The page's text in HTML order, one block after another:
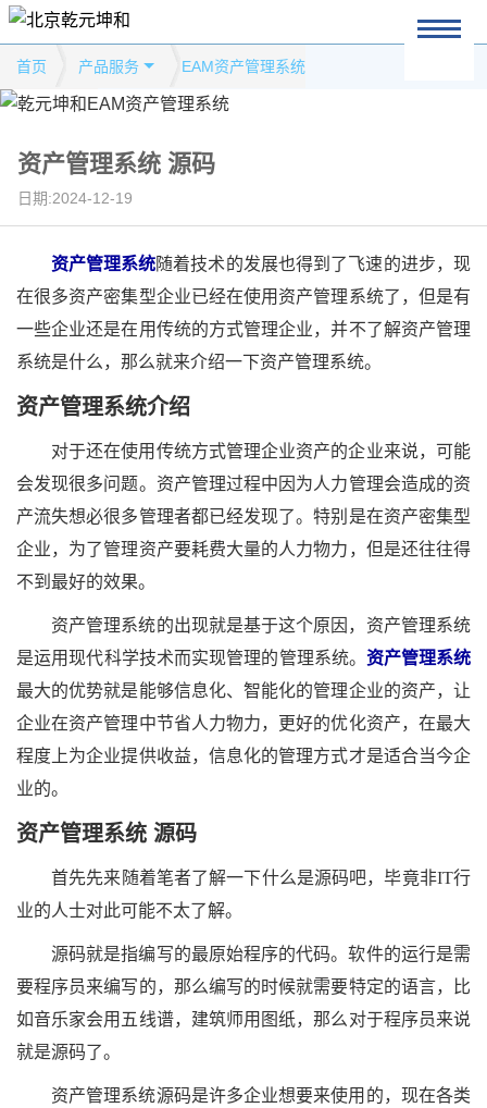
首页 产品服务 EAM资产管理系统
资产管理系统 源码
日期:2024-12-19
资产管理系统随着技术的发展也得到了飞速的进步，现
在很多资产密集型企业已经在使用资产管理系统了，但是有
一些企业还是在用传统的方式管理企业，并不了解资产管理
系统是什么，那么就来介绍一下资产管理系统。
资产管理系统介绍
对于还在使用传统方式管理企业资产的企业来说，可能
会发现很多问题。资产管理过程中因为人力管理会造成的资
产流失想必很多管理者都已经发现了。特别是在资产密集型
企业，为了管理资产要耗费大量的人力物力，但是还往往得
不到最好的效果。
资产管理系统的出现就是基于这个原因，资产管理系统
是运用现代科学技术而实现管理的管理系统。 资产管理系统
最大的优势就是能够信息化、智能化的管理企业的资产，让
企业在资产管理中节省人力物力，更好的优化资产，在最大
程度上为企业提供收益，信息化的管理方式才是适合当今企
业的。
资产管理系统 源码
首先先来随着笔者了解一下什么是源码吧，毕竟非IT行
业的人士对此可能不太了解。
源码就是指编写的最原始程序的代码。软件的运行是需
要程序员来编写的，那么编写的时候就需要特定的语言，比
如音乐家会用五线谱，建筑师用图纸，那么对于程序员来说
就是源码了。
资产管理系统源码是许多企业想要来使用的，现在各类